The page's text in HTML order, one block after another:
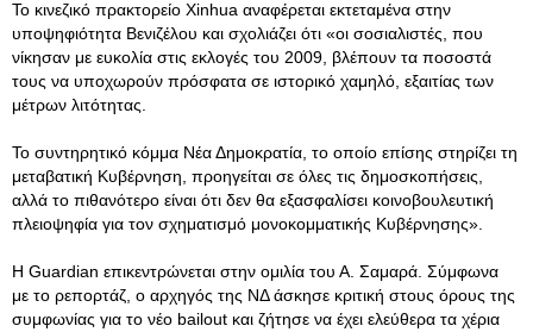
Το κινεζικό πρακτορείο Xinhua αναφέρεται εκτεταμένα στην
υποψηφιότητα Βενιζέλου και σχολιάζει ότι «οι σοσιαλιστές, που
νίκησαν με ευκολία στις εκλογές του 2009, βλέπουν τα ποσοστά
τους να υποχωρούν πρόσφατα σε ιστορικό χαμηλό, εξαιτίας των
μέτρων λιτότητας.
Το συντηρητικό κόμμα Νέα Δημοκρατία, το οποίο επίσης στηρίζει τη
μεταβατική Κυβέρνηση, προηγείται σε όλες τις δημοσκοπήσεις,
αλλά το πιθανότερο είναι ότι δεν θα εξασφαλίσει κοινοβουλευτική
πλειοψηφία για τον σχηματισμό μονοκομματικής Κυβέρνησης».
Η Guardian επικεντρώνεται στην ομιλία του Α. Σαμαρά. Σύμφωνα
με το ρεπορτάζ, ο αρχηγός της ΝΔ άσκησε κριτική στους όρους της
συμφωνίας για το νέο bailout και ζήτησε να έχει ελεύθερα τα χέρια